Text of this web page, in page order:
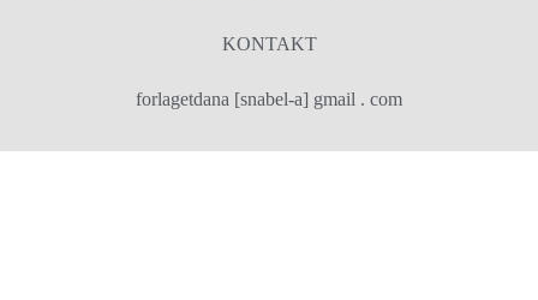
KONTAKT
forlagetdana [snabel-a] gmail . com